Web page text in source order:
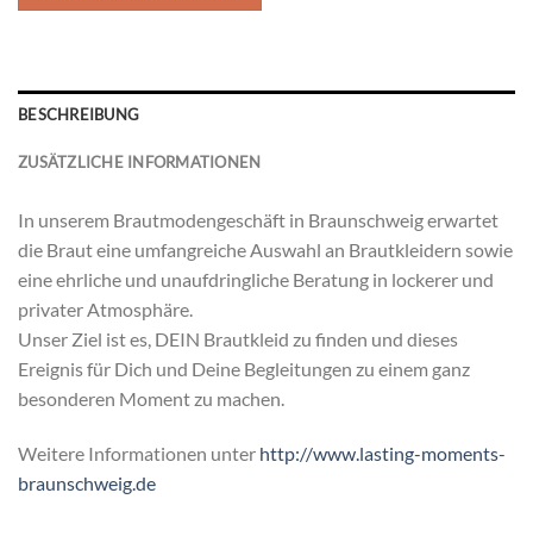
BESCHREIBUNG
ZUSÄTZLICHE INFORMATIONEN
In unserem Brautmodengeschäft in Braunschweig erwartet
die Braut eine umfangreiche Auswahl an Brautkleidern sowie
eine ehrliche und unaufdringliche Beratung in lockerer und
privater Atmosphäre.
Unser Ziel ist es, DEIN Brautkleid zu finden und dieses
Ereignis für Dich und Deine Begleitungen zu einem ganz
besonderen Moment zu machen.
Weitere Informationen unter http://www.lasting-moments-
braunschweig.de